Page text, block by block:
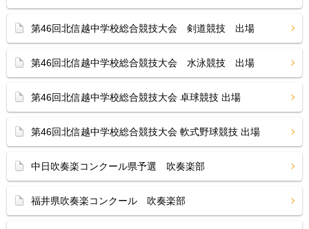
第46回北信越中学校総合競技大会 剣道競技 出場
第46回北信越中学校総合競技大会 水泳競技 出場
第46回北信越中学校総合競技大会 卓球競技 出場
第46回北信越中学校総合競技大会 軟式野球競技 出場
中日吹奏楽コンクール県予選 吹奏楽部
福井県吹奏楽コンクール 吹奏楽部